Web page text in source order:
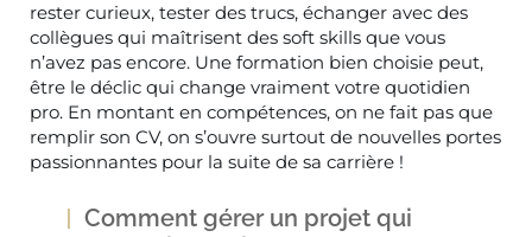
rester curieux, tester des trucs, échanger avec des
collègues qui maîtrisent des soft skills que vous
n’avez pas encore. Une formation bien choisie peut,
être le déclic qui change vraiment votre quotidien
pro. En montant en compétences, on ne fait pas que
remplir son CV, on s’ouvre surtout de nouvelles portes
passionnantes pour la suite de sa carrière !
Comment gérer un projet qui